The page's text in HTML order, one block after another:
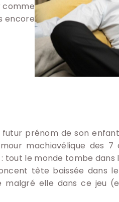
comme
encore
prénom de son
machiavélique des
tout le monde tombe dans
tête baissée dans
malgré elle dans ce jeu